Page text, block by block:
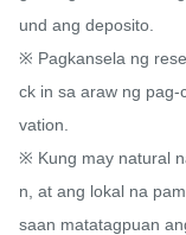
und ang deposito.
※ Pagkansela ng
ck in sa araw ng
vation.
※ Kung may natural
n, at ang lokal na
saan matatagpuan